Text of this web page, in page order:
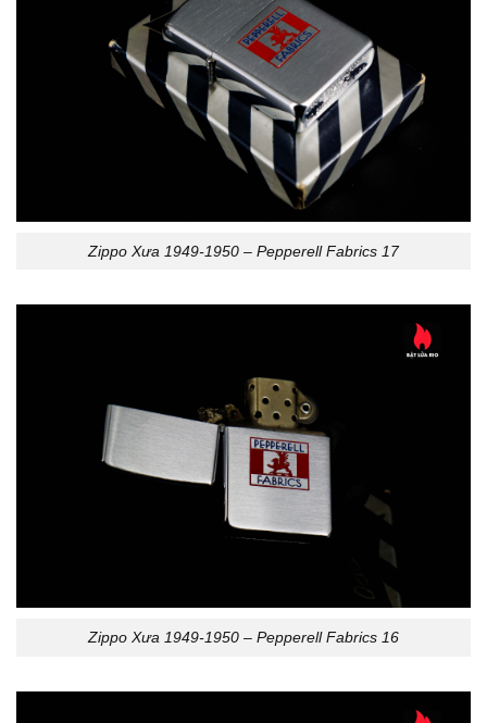
Zippo Xưa 1949-1950 – Pepperell Fabrics 17
Zippo Xưa 1949-1950 – Pepperell Fabrics 16